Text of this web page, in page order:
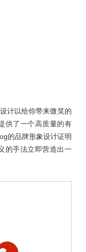
计以给你带来微笑的
供了一个高质量的有
的品牌形象设计证明
的手法立即营造出一